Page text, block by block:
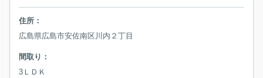
住所：
広島県広島市安佐南区川内２丁目
間取り：
3ＬＤＫ